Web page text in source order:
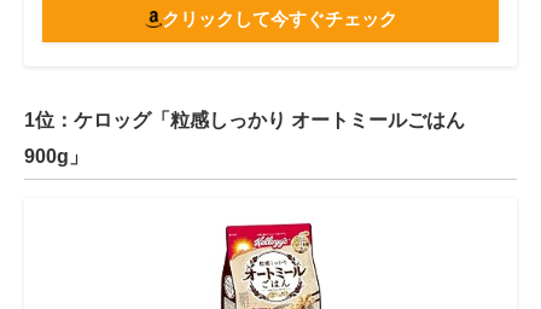
クリックして今すぐチェック
1位：ケロッグ「粒感しっかり オートミールごはん
900g」